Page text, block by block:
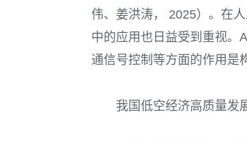
伟、姜洪涛， 2025）。在
中的应用也日益受到重视。
通信号控制等方面的作用是
我国低空经济高质量发